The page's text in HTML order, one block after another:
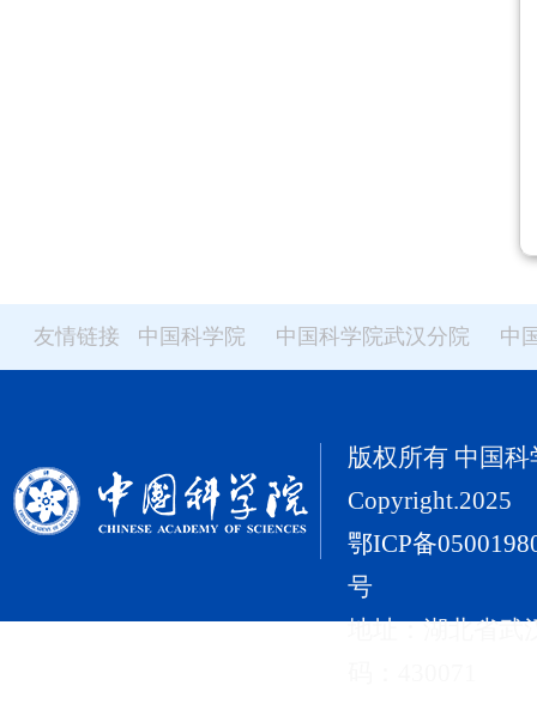
友情链接 中国科学院 中国科学院武汉分院 中
版权所有 中国
Copyright.2025
鄂ICP备
号
地址：湖北省